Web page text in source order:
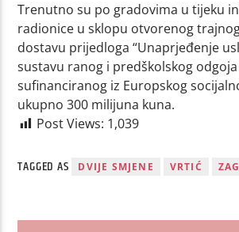
Trenutno su po gradovima u tijeku
radionice u sklopu otvorenog
dostavu prijedloga “Unaprjeđenje
sustavu ranog i predškolskog
sufinanciranog iz Europskog
ukupno 300 milijuna kuna.
Post Views: 1,039
TAGGED AS DVIJE SMJENE VRTIĆ